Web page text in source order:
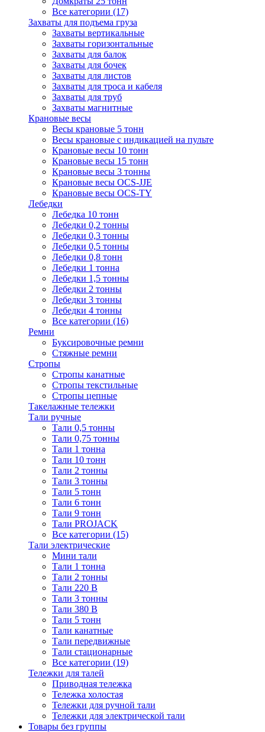
Все категории (17)
Захваты для подъема груза
Захваты вертикальные
Захваты горизонтальные
Захваты для балок
Захваты для бочек
Захваты для листов
Захваты для троса и кабеля
Захваты для труб
Захваты магнитные
Крановые весы
Весы крановые 5 тонн
Весы крановые с индикацией на пульте
Крановые весы 10 тонн
Крановые весы 15 тонн
Крановые весы 3 тонны
Крановые весы OCS-JJE
Крановые весы OCS-TY
Лебедки
Лебедка 10 тонн
Лебедки 0,2 тонны
Лебедки 0,3 тонны
Лебедки 0,5 тонны
Лебедки 0,8 тонн
Лебедки 1 тонна
Лебедки 1,5 тонны
Лебедки 2 тонны
Лебедки 3 тонны
Лебедки 4 тонны
Все категории (16)
Ремни
Буксировочные ремни
Стяжные ремни
Стропы
Стропы канатные
Стропы текстильные
Стропы цепные
Такелажные тележки
Тали ручные
Тали 0,5 тонны
Тали 0,75 тонны
Тали 1 тонна
Тали 10 тонн
Тали 2 тонны
Тали 3 тонны
Тали 5 тонн
Тали 6 тонн
Тали 9 тонн
Тали PROJACK
Все категории (15)
Тали электрические
Мини тали
Тали 1 тонна
Тали 2 тонны
Тали 220 В
Тали 3 тонны
Тали 380 В
Тали 5 тонн
Тали канатные
Тали передвижные
Тали стационарные
Все категории (19)
Тележки для талей
Приводная тележка
Тележка холостая
Тележки для ручной тали
Тележки для электрической тали
Товары без группы